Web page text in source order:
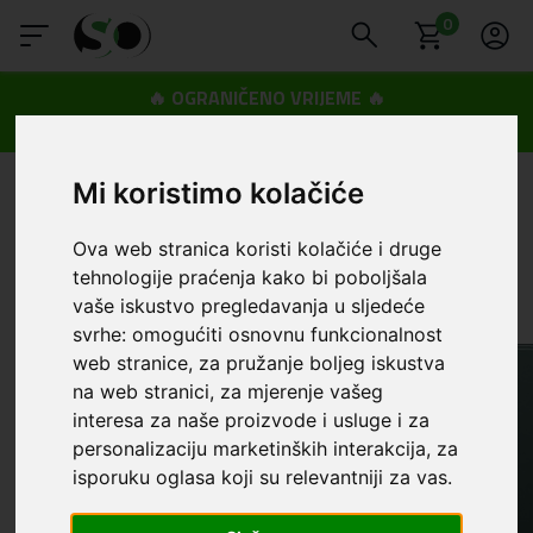
Mi koristimo kolačiće
Ova web stranica koristi kolačiće i druge
tehnologije praćenja kako bi poboljšala
vaše iskustvo pregledavanja u sljedeće
svrhe:omogućiti osnovnu funkcionalnost
web stranice, za pružanje boljeg iskustva
na web stranici, za mjerenje vašeg
interesa za naše proizvode i usluge i za
personalizaciju marketinških interakcija, za
isporuku oglasa koji su relevantniji za vas.
0
🔥 OGRANIČENO VRIJEME 🔥